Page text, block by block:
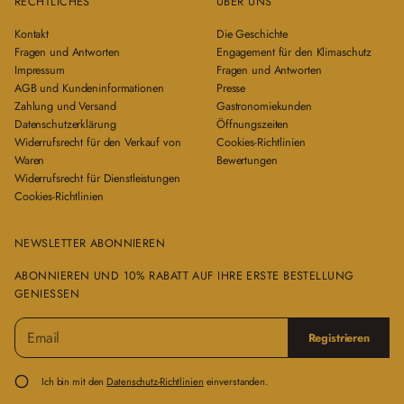
Kontakt
Fragen und Antworten
Impressum
AGB und Kundeninformationen
Zahlung und Versand
Datenschutzerklärung
Widerrufsrecht für den Verkauf von
Waren
Widerrufsrecht für Dienstleistungen
Cookies-Richtlinien
Die Geschichte
Engagement für den Klimaschutz
Fragen und Antworten
Presse
Gastronomiekunden
Öffnungszeiten
Cookies-Richtlinien
Bewertungen
NEWSLETTER ABONNIEREN
ABONNIEREN UND 10% RABATT AUF IHRE ERSTE BESTELLUNG
GENIESSEN
B
t
E
M
a
i
Registrieren
Ich bin mit den Datenschutz-Richtlinien einverstanden.